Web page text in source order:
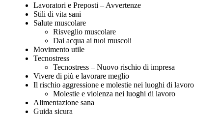
Lavoratori e Preposti – Avvertenze
Stili di vita sani
Salute muscolare
Risveglio muscolare
Dai acqua ai tuoi muscoli
Movimento utile
Tecnostress
Tecnostress – Nuovo rischio di impresa
Vivere di più e lavorare meglio
Il rischio aggressione e molestie nei luoghi di lavoro
Molestie e violenza nei luoghi di lavoro
Alimentazione sana
Guida sicura